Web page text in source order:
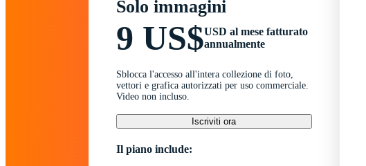
Solo immagini
9 US$USD al mese fatturato
annualmente
Sblocca l'accesso all'intera collezione di foto,
vettori e grafica autorizzati per uso commerciale.
Video non incluso.
Iscriviti ora
Il piano include: